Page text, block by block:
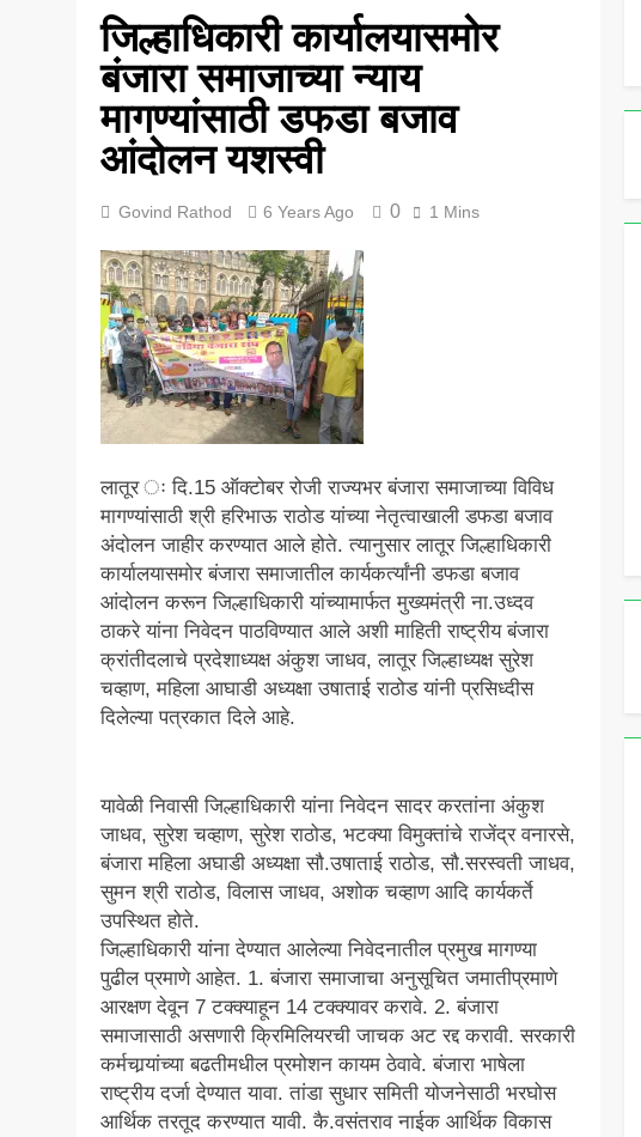
5 Years Ago
जिल्हाधिकारी कार्यालयासमोर
बंजारा समाजाच्या न्याय
मागण्यांसाठी डफडा बजाव
आंदोलन यशस्वी
Govind Rathod 6 Years Ago 0 1 Mins
लातूर ः दि.15 ऑक्टोबर रोजी राज्यभर बंजारा समाजाच्या विविध
मागण्यांसाठी श्री हरिभाऊ राठोड यांच्या नेतृत्वाखाली डफडा बजाव
अंदोलन जाहीर करण्यात आले होते. त्यानुसार लातूर जिल्हाधिकारी
कार्यालयासमोर बंजारा समाजातील कार्यकर्त्यांनी डफडा बजाव
आंदोलन करून जिल्हाधिकारी यांच्यामार्फत मुख्यमंत्री ना.उध्दव
ठाकरे यांना निवेदन पाठविण्यात आले अशी माहिती राष्ट्रीय बंजारा
क्रांतीदलाचे प्रदेशाध्यक्ष अंकुश जाधव, लातूर जिल्हाध्यक्ष सुरेश
चव्हाण, महिला आघाडी अध्यक्षा उषाताई राठोड यांनी प्रसिध्दीस
दिलेल्या पत्रकात दिले आहे.
यावेळी निवासी जिल्हाधिकारी यांना निवेदन सादर करतांना अंकुश
जाधव, सुरेश चव्हाण, सुरेश राठोड, भटक्या विमुक्तांचे राजेंद्र वनारसे,
बंजारा महिला अघाडी अध्यक्षा सौ.उषाताई राठोड, सौ.सरस्वती जाधव,
सुमन श्री राठोड, विलास जाधव, अशोक चव्हाण आदि कार्यकर्ते
उपस्थित होते.
जिल्हाधिकारी यांना देण्यात आलेल्या निवेदनातील प्रमुख मागण्या
पुढील प्रमाणे आहेत. 1. बंजारा समाजाचा अनुसूचित जमातीप्रमाणे
आरक्षण देवून 7 टक्क्याहून 14 टक्क्यावर करावे. 2. बंजारा
समाजासाठी असणारी क्रिमिलियरची जाचक अट रद्द करावी. सरकारी
कर्मचार्‍यांच्या बढतीमधील प्रमोशन कायम ठेवावे. बंजारा भाषेला
राष्ट्रीय दर्जा देण्यात यावा. तांडा सुधार समिती योजनेसाठी भरघोस
आर्थिक तरतूद करण्यात यावी. कै.वसंतराव नाईक आर्थिक विकास